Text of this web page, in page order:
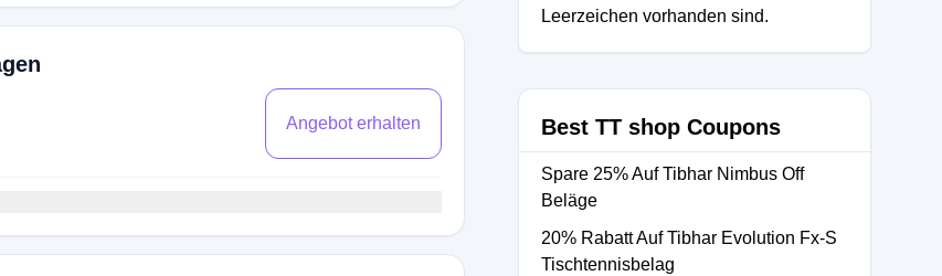
Angebot erhalten
Leerzeichen vorhanden sind.
Best TT shop Coupons
Spare 25% Auf Tibhar Nimbus Off
Beläge
20% Rabatt Auf Tibhar Evolution Fx-S
Tischtennisbelag